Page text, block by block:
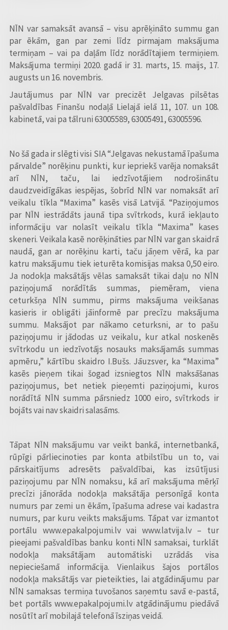
NĪN var samaksāt avansā – visu aprēķināto summu gan
par ēkām, gan par zemi līdz pirmajam maksājuma
termiņam – vai pa daļām līdz norādītajiem termiņiem.
Maksājuma termiņi 2020. gadā ir 31. marts, 15. maijs, 17.
augusts un 16. novembris.
Jautājumus par NĪN var precizēt Jelgavas pilsētas
pašvaldības Finanšu nodaļā Lielajā ielā 11, 107. un 108.
kabinetā, vai pa tālruni 63005589, 63005491, 63005596.
No šā gada ir slēgti visi SIA “Jelgavas nekustamā īpašuma
pārvalde” norēķinu punkti, kur iepriekš varēja nomaksāt
arī NĪN, taču, lai iedzīvotājiem nodrošinātu
daudzveidīgākas iespējas, šobrīd NĪN var nomaksāt arī
veikalu tīkla “Maxima” kasēs visā Latvijā. “Paziņojumos
par NĪN iestrādāts jaunā tipa svītrkods, kurā iekļauto
informāciju var nolasīt veikalu tīkla “Maxima” kases
skeneri. Veikala kasē norēķināties par NĪN var gan skaidrā
naudā, gan ar norēķinu karti, taču jāņem vērā, ka par
katru maksājumu tiek ieturēta komisijas maksa 0,50 eiro.
Ja nodokļa maksātājs vēlas samaksāt tikai daļu no NĪN
paziņojumā norādītās summas, piemēram, viena
ceturkšņa NĪN summu, pirms maksājuma veikšanas
kasieris ir obligāti jāinformē par precīzu maksājuma
summu. Maksājot par nākamo ceturksni, ar to pašu
paziņojumu ir jādodas uz veikalu, kur atkal noskenēs
svītrkodu un iedzīvotājs nosauks maksājamās summas
apmēru,” kārtību skaidro I.Bušs. Jāuzsver, ka “Maxima”
kasēs pieņem tikai šogad izsniegtos NĪN maksāšanas
paziņojumus, bet netiek pieņemti paziņojumi, kuros
norādītā NĪN summa pārsniedz 1000 eiro, svītrkods ir
bojāts vai nav skaidri salasāms.
Tāpat NĪN maksājumu var veikt bankā, internetbankā,
rūpīgi pārliecinoties par konta atbilstību un to, vai
pārskaitījums adresēts pašvaldībai, kas izsūtījusi
paziņojumu par NĪN nomaksu, kā arī maksājuma mērķī
precīzi jānorāda nodokļa maksātāja personīgā konta
numurs par zemi un ēkām, īpašuma adrese vai kadastra
numurs, par kuru veikts maksājums. Tāpat var izmantot
portālu www.epakalpojumi.lv vai www.latvija.lv – tur
pieejami pašvaldības banku konti NĪN samaksai, turklāt
nodokļa maksātājam automātiski uzrādās visa
nepieciešamā informācija. Vienlaikus šajos portālos
nodokļa maksātājs var pieteikties, lai atgādinājumu par
NĪN samaksas termiņa tuvošanos saņemtu savā e-pastā,
bet portāls www.epakalpojumi.lv atgādinājumu piedāvā
nosūtīt arī mobilajā telefonā īsziņas veidā.